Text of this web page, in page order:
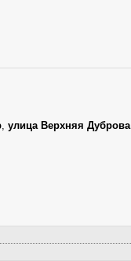
, улица Верхняя Дуброва